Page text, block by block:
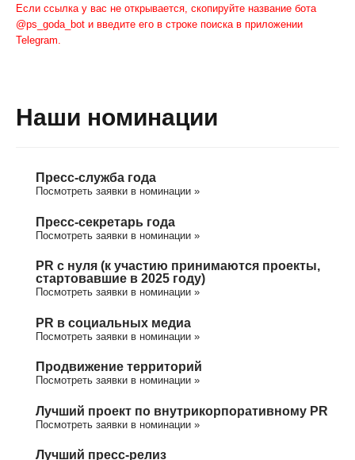
Если ссылка у вас не открывается, скопируйте название бота
@ps_goda_bot и введите его в строке поиска в приложении
Telegram.
Наши номинации
Пресс-служба года
Посмотреть заявки в номинации »
Пресс-секретарь года
Посмотреть заявки в номинации »
PR с нуля (к участию принимаются проекты,
стартовавшие в 2025 году)
Посмотреть заявки в номинации »
PR в социальных медиа
Посмотреть заявки в номинации »
Продвижение территорий
Посмотреть заявки в номинации »
Лучший проект по внутрикорпоративному PR
Посмотреть заявки в номинации »
Лучший пресс-релиз